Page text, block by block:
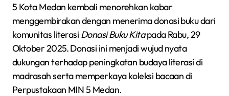
5 Kota Medan kembali menorehkan kabar
menggembirakan dengan menerima donasi buku dari
komunitas literasi Donasi Buku Kitapada Rabu, 29
Oktober 2025. Donasi ini menjadi wujud nyata
dukungan terhadap peningkatan budaya literasi di
madrasah serta memperkaya koleksi bacaan di
Perpustakaan MIN 5 Medan.